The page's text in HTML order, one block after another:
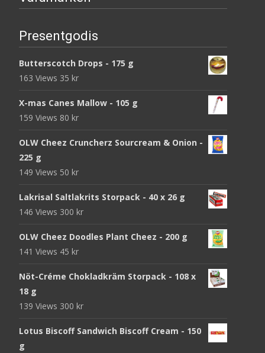
Presentgodis
Butterscotch Drops - 175 g
163 Views 35 kr
X-mas Canes Mallow - 105 g
159 Views 80 kr
OLW Cheez Cruncherz Sourcream & Onion -
225 g
149 Views 50 kr
Lakrisal Saltlakrits Storpack - 40 x 26 g
146 Views 300 kr
OLW Cheez Doodles Plant Cheez - 200 g
141 Views 45 kr
Nöt-Créme Chokladkräm Storpack - 108 x
18 g
139 Views 300 kr
Lotus Biscoff Sandwich Biscoff Cream - 150
g